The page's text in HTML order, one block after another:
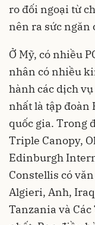
ro đối ngoại từ
nên ra sức ngăn
Ở Mỹ, có nhiều
nhân có nhiều
hành các dịch
nhất là tập đoàn
quốc gia. Trong
Triple Canopy,
Edinburgh
Constellis có
Algieri, Anh,
Tanzania và